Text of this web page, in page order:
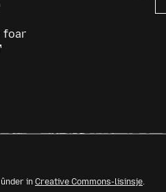
foar
in Creative Commons-lisinsje